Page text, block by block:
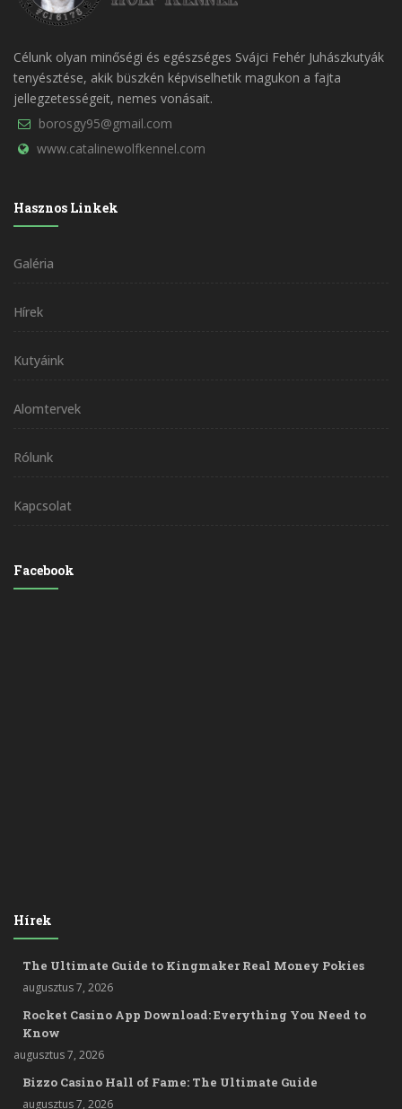
Célunk olyan minőségi és egészséges Svájci Fehér Juhászkutyák
tenyésztése, akik büszkén képviselhetik magukon a fajta
jellegzetességeit, nemes vonásait.
borosgy95@gmail.com
www.catalinewolfkennel.com
Hasznos Linkek
Galéria
Hírek
Kutyáink
Alomtervek
Rólunk
Kapcsolat
Facebook
Hírek
The Ultimate Guide to Kingmaker Real Money Pokies
augusztus 7, 2026
Rocket Casino App Download: Everything You Need to
Know
augusztus 7, 2026
Bizzo Casino Hall of Fame: The Ultimate Guide
augusztus 7, 2026